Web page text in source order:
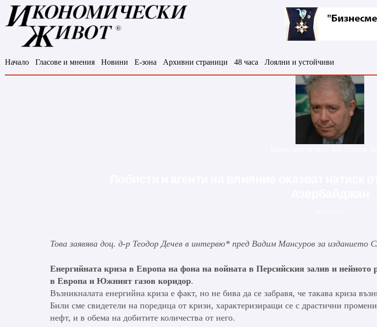
Начало Гласове и мнения Новини Е-зона Архивни страници 48 часа Лоялни и устойчиви
Това заявява доц. д-р Теодор Дечев в интервю* пред Вадим Мансуров за изданието
Енергийната криза в Европа на фона на войната в Персийския залив и нейното
в Европа и Южният газов коридор.
Възникналата енергийна криза е факт, но не бива да се забравя, че такава криза
Били сме свидетели на поредица от кризи, характеризиращи се с драстични
нефт, и в обема на добитите количества от него.